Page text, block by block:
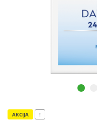
AKCIJA !